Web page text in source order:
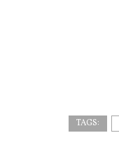
TAGS: